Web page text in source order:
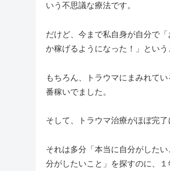
いう不思議な療法です。
だけど、今まで私自身が自分で
か稼げるようになった！」という
もちろん、トラウマにまみれて
番稼いでました。
そして、トラウマ治療がほぼ完
それは多分「本当に自分がした
分がしたいこと」を探すのに、